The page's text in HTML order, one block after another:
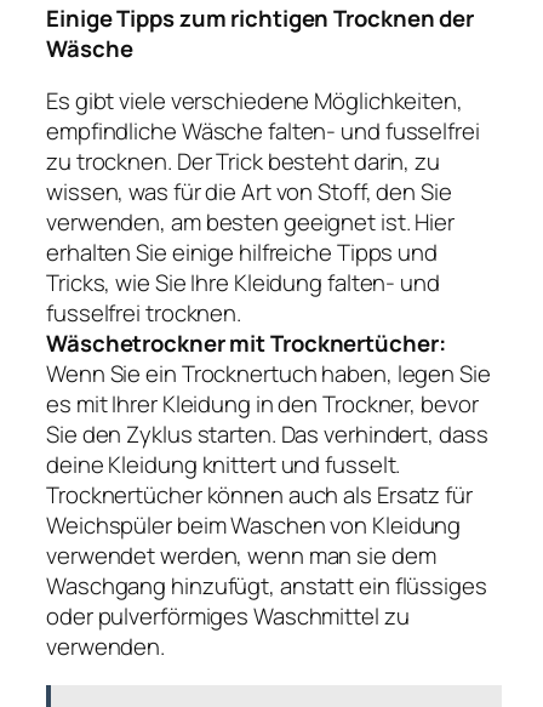
Einige Tipps zum richtigen Trocknen der
Wäsche
Es gibt viele verschiedene Möglichkeiten,
empfindliche Wäsche falten- und fusselfrei
zu trocknen. Der Trick besteht darin, zu
wissen, was für die Art von Stoff, den Sie
verwenden, am besten geeignet ist. Hier
erhalten Sie einige hilfreiche Tipps und
Tricks, wie Sie Ihre Kleidung falten- und
fusselfrei trocknen.
Wäschetrockner mit Trocknertücher:
Wenn Sie ein Trocknertuch haben, legen Sie
es mit Ihrer Kleidung in den Trockner, bevor
Sie den Zyklus starten. Das verhindert, dass
deine Kleidung knittert und fusselt.
Trocknertücher können auch als Ersatz für
Weichspüler beim Waschen von Kleidung
verwendet werden, wenn man sie dem
Waschgang hinzufügt, anstatt ein flüssiges
oder pulverförmiges Waschmittel zu
verwenden.